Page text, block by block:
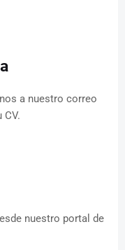
a nuestro correo
nuestro portal de